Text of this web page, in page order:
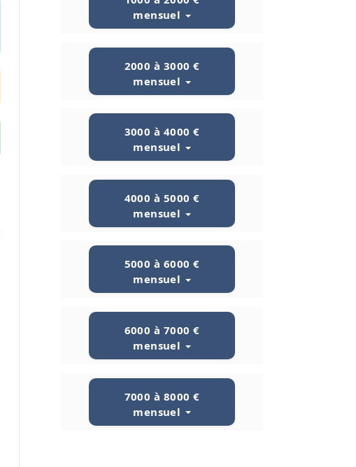
mensuel
2000 à 3000 €
mensuel
3000 à 4000 €
mensuel
4000 à 5000 €
mensuel
5000 à 6000 €
mensuel
6000 à 7000 €
mensuel
7000 à 8000 €
mensuel